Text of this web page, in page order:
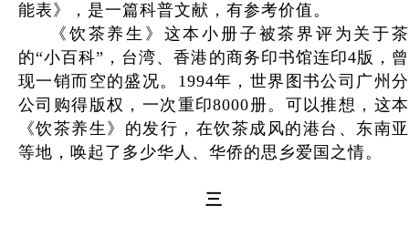
能表》，是一篇科普文献，有参考价值。
《饮茶养生》这本小册子被茶界评为关于茶
的“小百科”，台湾、香港的商务印书馆连印4版，曾
现一销而空的盛况。1994年，世界图书公司广州分
公司购得版权，一次重印8000册。可以推想，这本
《饮茶养生》的发行，在饮茶成风的港台、东南亚
等地，唤起了多少华人、华侨的思乡爱国之情。
三